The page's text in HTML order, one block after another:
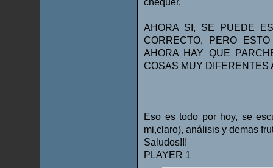
chequer.
AHORA SI, SE PUEDE
CORRECTO, PERO
AHORA HAY QUE
COSAS MUY DIFERENTES
Eso es todo por hoy, se
mi,claro), análisis y demas
Saludos!!!
PLAYER 1